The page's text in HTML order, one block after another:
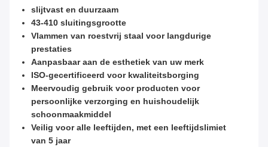
slijtvast en duurzaam
43-410 sluitingsgrootte
Vlammen van roestvrij staal voor langdurige
prestaties
Aanpasbaar aan de esthetiek van uw merk
ISO-gecertificeerd voor kwaliteitsborging
Meervoudig gebruik voor producten voor
persoonlijke verzorging en huishoudelijk
schoonmaakmiddel
Veilig voor alle leeftijden, met een leeftijdslimiet
van 5 jaar